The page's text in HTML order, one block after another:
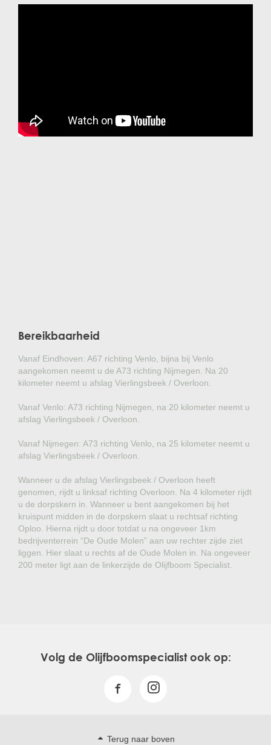
Bereikbaarheid
Vanaf Eindhoven: A67 richting Venlo, bijna bij Venlo
aangekomen neemt u de A73 richting Nijmegen. Na 20
kilometer neemt u afslag Vierlingsbeek / Overloon.
Vanaf Venlo: A73 richting Nijmegen, na 20 kilometer neemt u
afslag Vierlingsbeek / Overloon.
Vanaf Nijmegen: A73 richting Venlo, na 25 kilometer neemt u
afslag Vierlingsbeek / Overloon.
Wanneer u de afslag Vierlingsbeek / Overloon heeft
genomen, rijdt u linksaf richting Overloon. Na 4 kilometer rijdt
u de dorpskern in. Wanneer u bent aangekomen bij het
kruispunt midden in de dorpskern slaat u rechtsaf richting
Oploo. Hierna rijdt u door totdat u na ongeveer 1km
bedrijventerrein “De Oude Molen” aan uw rechter zijde ziet
liggen. Hier slaat u rechts af de Oude Molen in. Na ongeveer
200 meter ligt aan de linkerzijde de Olijfboom Specialist.
Volg de Olijfboomspecialist ook op:
Terug naar boven